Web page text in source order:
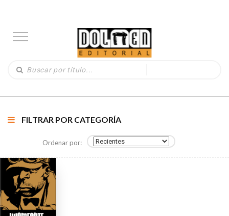
FILTRAR POR CATEGORÍA
Ordenar por: